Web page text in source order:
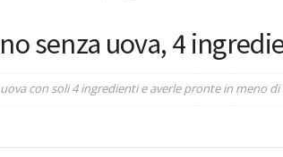
senza uova, 4
con soli 4 ingredienti e averle pronte in meno